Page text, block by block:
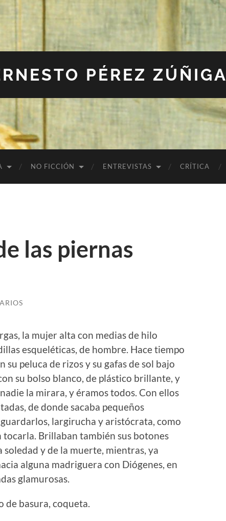
PÉREZ ZÚÑIGA
NO FICCIÓN ENTREVISTAS CRÍTICA
las piernas
la mujer alta con medias de hilo
esqueléticas, de hombre. Hace tiempo
su peluca de rizos y su gafas de sol bajo
su bolso blanco, de plástico brillante, y
la mirara, y éramos todos. Con ellos
de donde sacaba pequeños
largirucha y aristócrata, como
Brillaban también sus botones
y de la muerte, mientras, ya
alguna madriguera con Diógenes, en
glamurosas.
de basura, coqueta.